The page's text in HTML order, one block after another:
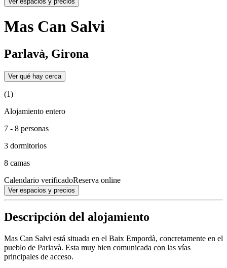
Mas Can Salvi
Parlavà, Girona
Ver qué hay cerca
(1)
Alojamiento entero
7 - 8 personas
3 dormitorios
8 camas
Calendario verificadoReserva online
Ver espacios y precios
Descripción del alojamiento
Mas Can Salvi está situada en el Baix Empordà, concretamente en el
pueblo de Parlavà. Esta muy bien comunicada con las vías
principales de acceso.